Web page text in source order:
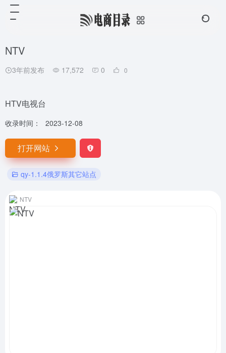
NTV
3年前发布 17,572 0 0
HTV电视台
收录时间： 2023-12-08
打开网站
qy-1.1.4俄罗斯其它站点
NTV